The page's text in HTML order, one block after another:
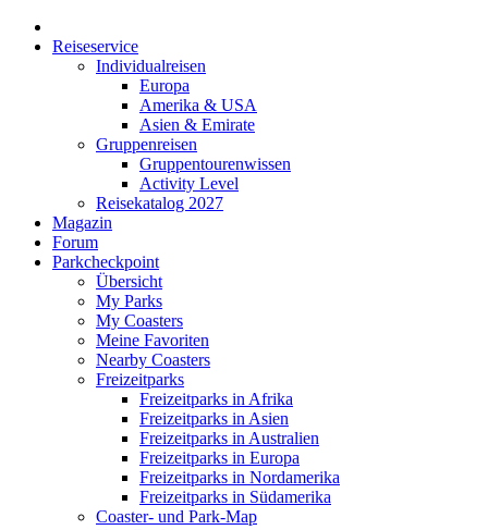
Reiseservice
Individualreisen
Europa
Amerika & USA
Asien & Emirate
Gruppenreisen
Gruppentourenwissen
Activity Level
Reisekatalog 2027
Magazin
Forum
Parkcheckpoint
Übersicht
My Parks
My Coasters
Meine Favoriten
Nearby Coasters
Freizeitparks
Freizeitparks in Afrika
Freizeitparks in Asien
Freizeitparks in Australien
Freizeitparks in Europa
Freizeitparks in Nordamerika
Freizeitparks in Südamerika
Coaster- und Park-Map